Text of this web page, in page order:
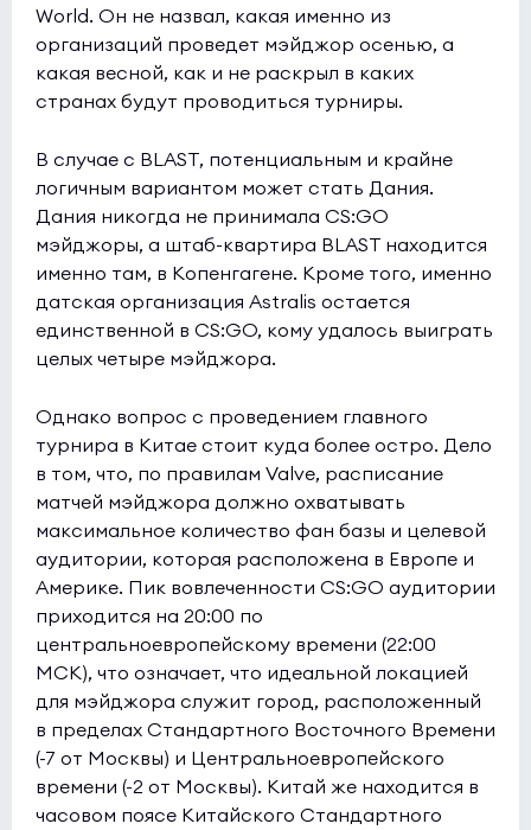
World. Он не назвал, какая именно из
организаций проведет мэйджор осенью, а
какая весной, как и не раскрыл в каких
странах будут проводиться турниры.
В случае с BLAST, потенциальным и крайне
логичным вариантом может стать Дания.
Дания никогда не принимала CS:GO
мэйджоры, а штаб-квартира BLAST находится
именно там, в Копенгагене. Кроме того, именно
датская организация Astralis остается
единственной в CS:GO, кому удалось выиграть
целых четыре мэйджора.
Однако вопрос с проведением главного
турнира в Китае стоит куда более остро. Дело
в том, что, по правилам Valve, расписание
матчей мэйджора должно охватывать
максимальное количество фан базы и целевой
аудитории, которая расположена в Европе и
Америке. Пик вовлеченности CS:GO аудитории
приходится на 20:00 по
центральноевропейскому времени (22:00
МСК), что означает, что идеальной локацией
для мэйджора служит город, расположенный
в пределах Стандартного Восточного Времени
(-7 от Москвы) и Центральноевропейского
времени (-2 от Москвы). Китай же находится в
часовом поясе Китайского Стандартного